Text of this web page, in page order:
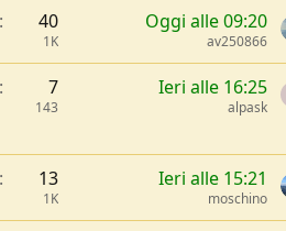
40
1K
Oggi alle 09:20
av250866
7
143
Ieri alle 16:25
alpask
13
1K
Ieri alle 15:21
moschino